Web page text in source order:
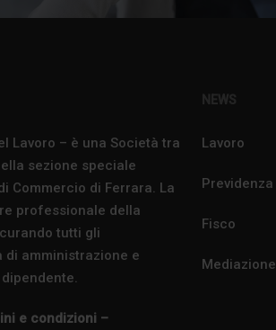
Lavoro – è una Società tra
sezione speciale
Commercio di Ferrara. La
professionale della
tutti gli
di amministrazione e
e condizioni –
NEWS
Lavoro
Previdenza
Fisco
Mediazione